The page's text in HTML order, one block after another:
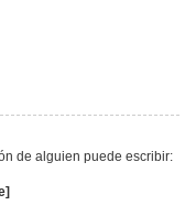
de alguien puede escribir: